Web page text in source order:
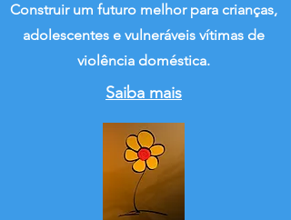
Construir um futuro melhor para crianças,
adolescentes e vulneráveis vítimas de
violência doméstica.
Saiba mais